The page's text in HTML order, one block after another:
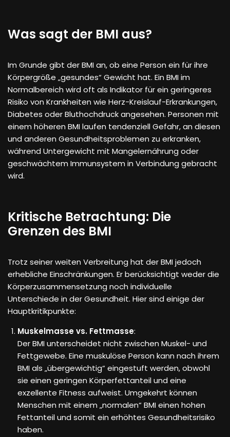
Was sagt der BMI aus?
Im Grunde gibt der BMI an, ob eine Person ein für ihre
Körpergröße „gesundes“ Gewicht hat. Ein BMI im
Normalbereich wird oft als Indikator für ein geringeres
Risiko von Krankheiten wie Herz-Kreislauf-Erkrankungen,
Diabetes oder Bluthochdruck angesehen. Personen mit
einem höheren BMI laufen tendenziell Gefahr, an diesen
und anderen Gesundheitsproblemen zu erkranken,
während Untergewicht mit Mangelernährung oder
geschwächtem Immunsystem in Verbindung gebracht
wird.
Kritische Betrachtung: Die
Grenzen des BMI
Trotz seiner weiten Verbreitung hat der BMI jedoch
erhebliche Einschränkungen. Er berücksichtigt weder die
Körperzusammensetzung noch individuelle
Unterschiede in der Gesundheit. Hier sind einige der
Hauptkritikpunkte:
Muskelmasse vs. Fettmasse:
Der BMI unterscheidet nicht zwischen Muskel- und
Fettgewebe. Eine muskulöse Person kann nach ihrem
BMI als „übergewichtig“ eingestuft werden, obwohl
sie einen geringen Körperfettanteil und eine
exzellente Fitness aufweist. Umgekehrt können
Menschen mit einem „normalen“ BMI einen hohen
Fettanteil und somit ein erhöhtes Gesundheitsrisiko
haben.